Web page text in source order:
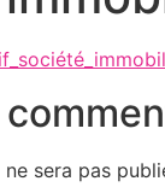
sera pas